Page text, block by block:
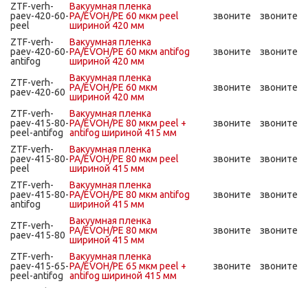
ZTF-verh-
paev-420-60-
peel
Вакуумная пленка
PA/EVOH/PE 60 мкм peel
шириной 420 мм
звоните звоните
ZTF-verh-
paev-420-60-
antifog
Вакуумная пленка
PA/EVOH/PE 60 мкм antifog
шириной 420 мм
звоните звоните
ZTF-verh-
paev-420-60
Вакуумная пленка
PA/EVOH/PE 60 мкм
шириной 420 мм
звоните звоните
ZTF-verh-
paev-415-80-
peel-antifog
Вакуумная пленка
PA/EVOH/PE 80 мкм peel +
antifog шириной 415 мм
звоните звоните
ZTF-verh-
paev-415-80-
peel
Вакуумная пленка
PA/EVOH/PE 80 мкм peel
шириной 415 мм
звоните звоните
ZTF-verh-
paev-415-80-
antifog
Вакуумная пленка
PA/EVOH/PE 80 мкм antifog
шириной 415 мм
звоните звоните
ZTF-verh-
paev-415-80
Вакуумная пленка
PA/EVOH/PE 80 мкм
шириной 415 мм
звоните звоните
ZTF-verh-
paev-415-65-
peel-antifog
Вакуумная пленка
PA/EVOH/PE 65 мкм peel +
antifog шириной 415 мм
звоните звоните